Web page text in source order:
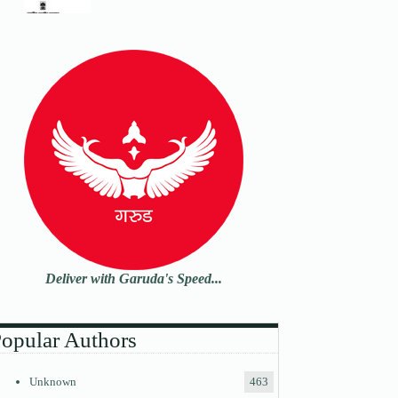
Deliver with Garuda's Speed...
Authors
Unknown 463